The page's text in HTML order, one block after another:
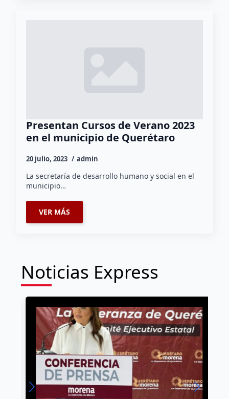
Presentan Cursos de Verano 2023
en el municipio de Querétaro
20 julio, 2023 admin
La secretaría de desarrollo humano y social en el
municipio…
VER MÁS
Noticias Express